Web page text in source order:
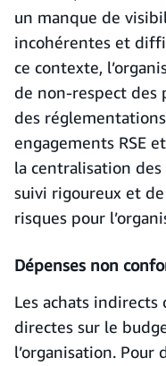
un manque de
incohérentes et
ce contexte,
de non-respect des
des
engagements RSE
la centralisation
suivi rigoureux et
risques pour
Dépenses non
Les achats indirects
directes sur le
l’organisation. Pour